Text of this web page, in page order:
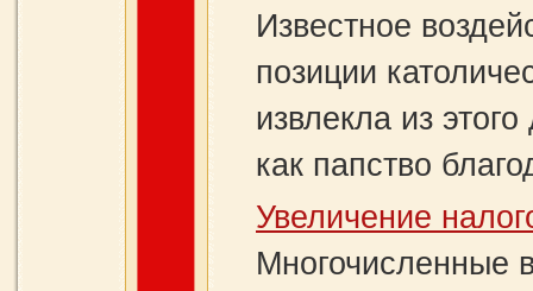
Известное
позиции
извлекла из
как папство
Увеличение
Многочисленные